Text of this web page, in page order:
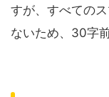
すが、すべての
ないため、30字